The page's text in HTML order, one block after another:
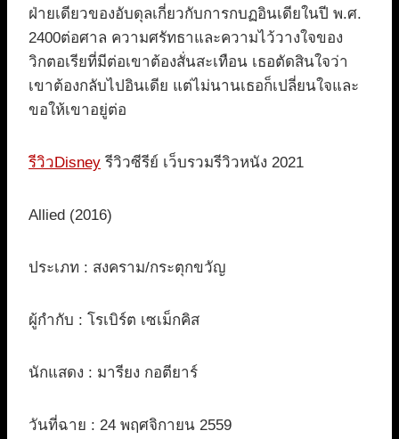
ฝ่ายเดียวของอับดุลเกี่ยวกับการกบฏอินเดียในปี พ.ศ.
2400ต่อศาล ความศรัทธาและความไว้วางใจของ
วิกตอเรียที่มีต่อเขาต้องสั่นสะเทือน เธอตัดสินใจว่า
เขาต้องกลับไปอินเดีย แต่ไม่นานเธอก็เปลี่ยนใจและ
ขอให้เขาอยู่ต่อ
รีวิวDisney รีวิวซีรีย์ เว็บรวมรีวิวหนัง 2021
Allied (2016)
ประเภท : สงคราม/กระตุกขวัญ
ผู้กำกับ : โรเบิร์ต เซเม็กคิส
นักแสดง : มารียง กอตียาร์
วันที่ฉาย : 24 พฤศจิกายน 2559